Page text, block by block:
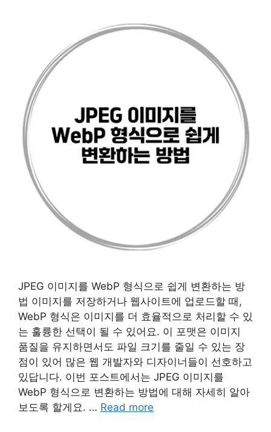
JPEG 이미지를 WebP 형식으로 쉽게 변환하는 방
법 이미지를 저장하거나 웹사이트에 업로드할 때,
WebP 형식은 이미지를 더 효율적으로 처리할 수 있
는 훌륭한 선택이 될 수 있어요. 이 포맷은 이미지
품질을 유지하면서도 파일 크기를 줄일 수 있는 장
점이 있어 많은 웹 개발자와 디자이너들이 선호하고
있답니다. 이번 포스트에서는 JPEG 이미지를
WebP 형식으로 변환하는 방법에 대해 자세히 알아
보도록 할게요. … Read more